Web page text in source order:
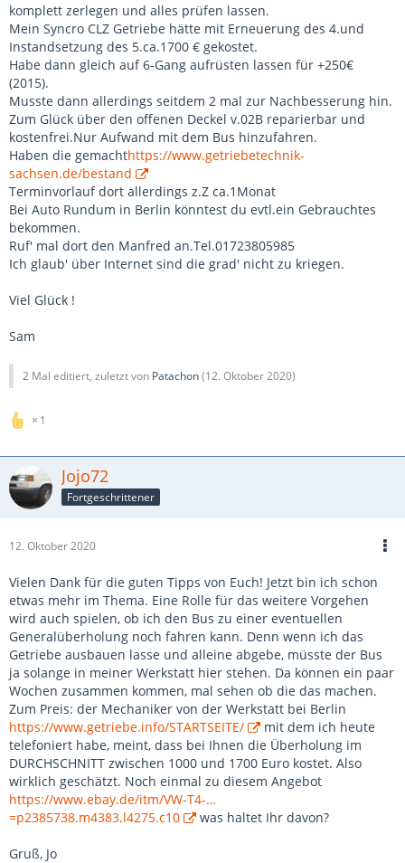
komplett zerlegen und alles prüfen lassen.
Mein Syncro CLZ Getriebe hätte mit Erneuerung des 4.und
Instandsetzung des 5.ca.1700 € gekostet.
Habe dann gleich auf 6-Gang aufrüsten lassen für +250€
(2015).
Musste dann allerdings seitdem 2 mal zur Nachbesserung hin.
Zum Glück über den offenen Deckel v.02B reparierbar und
kostenfrei.Nur Aufwand mit dem Bus hinzufahren.
Haben die gemachthttps://www.getriebetechnik-
sachsen.de/bestand
Terminvorlauf dort allerdings z.Z ca.1Monat
Bei Auto Rundum in Berlin könntest du evtl.ein Gebrauchtes
bekommen.
Ruf' mal dort den Manfred an.Tel.01723805985
Ich glaub' über Internet sind die grad' nicht zu kriegen.
Viel Glück !
Sam
2 Mal editiert, zuletzt von Patachon(12. Oktober 2020)
1
Jojo72
Fortgeschrittener
12. Oktober 2020
Vielen Dank für die guten Tipps von Euch! Jetzt bin ich schon
etwas mehr im Thema. Eine Rolle für das weitere Vorgehen
wird auch spielen, ob ich den Bus zu einer eventuellen
Generalüberholung noch fahren kann. Denn wenn ich das
Getriebe ausbauen lasse und alleine abgebe, müsste der Bus
ja solange in meiner Werkstatt hier stehen. Da können ein paar
Wochen zusammen kommen, mal sehen ob die das machen.
Zum Preis: der Mechaniker von der Werkstatt bei Berlin
https://www.getriebe.info/STARTSEITE/
mit dem ich heute
telefoniert habe, meint, dass bei Ihnen die Überholung im
DURCHSCHNITT zwischen 1000 und 1700 Euro kostet. Also
wirklich geschätzt. Noch einmal zu diesem Angebot
https://www.ebay.de/itm/VW-T4-…
=p2385738.m4383.l4275.c10
was haltet Ihr davon?
Gruß, Jo